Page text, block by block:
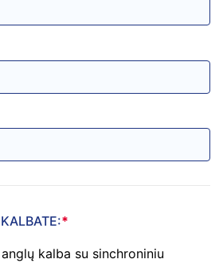
*
kalba su sinchroniniu